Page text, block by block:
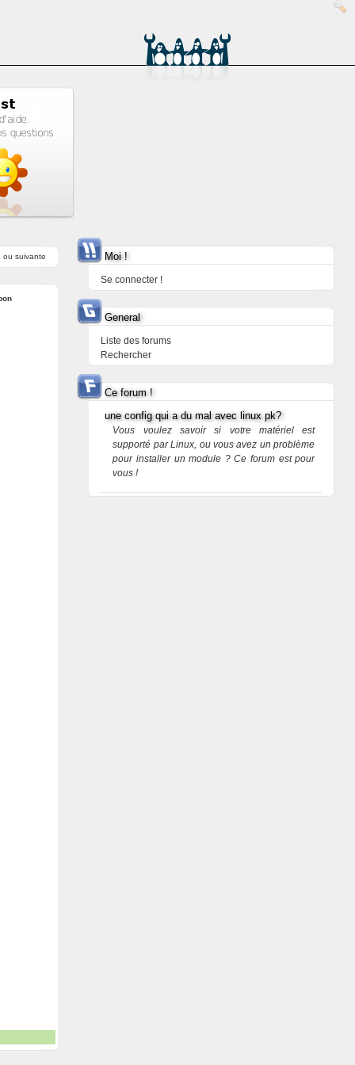
ou suivante Moi !
Se connecter !
General
Liste des forums
Rechercher
Ce forum !
une config qui a du mal avec linux pk?
Vous voulez savoir si votre matériel est
supporté par Linux, ou vous avez un problème
pour installer un module ? Ce forum est pour
vous !